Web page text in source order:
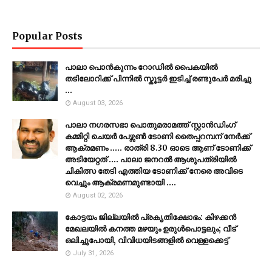
Popular Posts
പാലാ പൊൻകുന്നം റോഡിൽ പൈകയിൽ
തടിലോറിക്ക് പിന്നിൽ സ്കൂട്ടർ ഇടിച്ച് രണ്ടുപേർ മരിച്ചു
...
August 03, 2026
പാലാ നഗരസഭാ പൊതുമരാമത്ത് സ്റ്റാൻഡിംഗ്
കമ്മിറ്റി ചെയർ പേഴ്സൺ ടോണി തൈപ്പറമ്പന് നേർക്ക്
ആക്രമണം ..... രാത്രി 8.30 ഓടെ ആണ് ടോണിക്ക്
അടിയേറ്റത് .... പാലാ ജനറൽ ആശുപത്രിയിൽ
ചികിത്സ തേടി എത്തിയ ടോണിക്ക് നേരെ അവിടെ
വെച്ചും ആക്രമണമുണ്ടായി ....
August 02, 2026
കോട്ടയം ജില്ലയില്‍ പ്രകൃതിക്ഷോഭം: കിഴക്കന്‍
മേഖലയില്‍ കനത്ത മഴയും ഉരുള്‍പൊട്ടലും; വീട്
ഒലിച്ചുപോയി, വിവിധയിടങ്ങളില്‍ വെള്ളക്കെട്ട്
July 31, 2026